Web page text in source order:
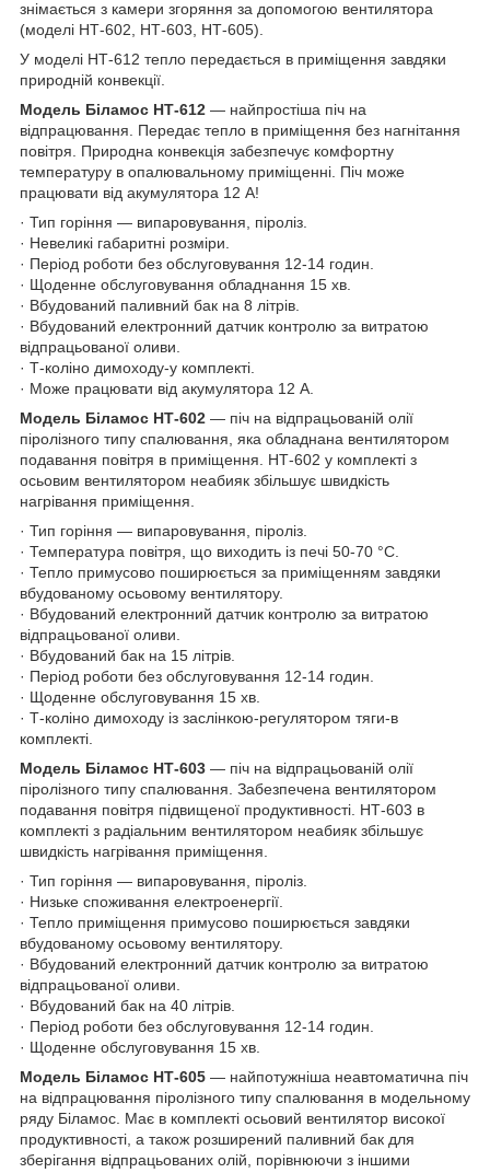
знімається з камери згоряння за допомогою вентилятора
(моделі НТ-602, НТ-603, НТ-605).
У моделі НТ-612 тепло передається в приміщення завдяки
природній конвекції.
Модель Біламос НТ-612 — найпростіша піч на
відпрацювання. Передає тепло в приміщення без нагнітання
повітря. Природна конвекція забезпечує комфортну
температуру в опалювальному приміщенні. Піч може
працювати від акумулятора 12 А!
· Тип горіння — випаровування, піроліз.
· Невеликі габаритні розміри.
· Період роботи без обслуговування 12-14 годин.
· Щоденне обслуговування обладнання 15 хв.
· Вбудований паливний бак на 8 літрів.
· Вбудований електронний датчик контролю за витратою
відпрацьованої оливи.
· Т-коліно димоходу-у комплекті.
· Може працювати від акумулятора 12 А.
Модель Біламос НТ-602 — піч на відпрацьованій олії
піролізного типу спалювання, яка обладнана вентилятором
подавання повітря в приміщення. НТ-602 у комплекті з
осьовим вентилятором неабияк збільшує швидкість
нагрівання приміщення.
· Тип горіння — випаровування, піроліз.
· Температура повітря, що виходить із печі 50-70 °C.
· Тепло примусово поширюється за приміщенням завдяки
вбудованому осьовому вентилятору.
· Вбудований електронний датчик контролю за витратою
відпрацьованої оливи.
· Вбудований бак на 15 літрів.
· Період роботи без обслуговування 12-14 годин.
· Щоденне обслуговування 15 хв.
· Т-коліно димоходу із заслінкою-регулятором тяги-в
комплекті.
Модель Біламос НТ-603 — піч на відпрацьованій олії
піролізного типу спалювання. Забезпечена вентилятором
подавання повітря підвищеної продуктивності. НТ-603 в
комплекті з радіальним вентилятором неабияк збільшує
швидкість нагрівання приміщення.
· Тип горіння — випаровування, піроліз.
· Низьке споживання електроенергії.
· Тепло приміщення примусово поширюється завдяки
вбудованому осьовому вентилятору.
· Вбудований електронний датчик контролю за витратою
відпрацьованої оливи.
· Вбудований бак на 40 літрів.
· Період роботи без обслуговування 12-14 годин.
· Щоденне обслуговування 15 хв.
Модель Біламос НТ-605 — найпотужніша неавтоматична піч
на відпрацювання піролізного типу спалювання в модельному
ряду Біламос. Має в комплекті осьовий вентилятор високої
продуктивності, а також розширений паливний бак для
зберігання відпрацьованих олій, порівнюючи з іншими